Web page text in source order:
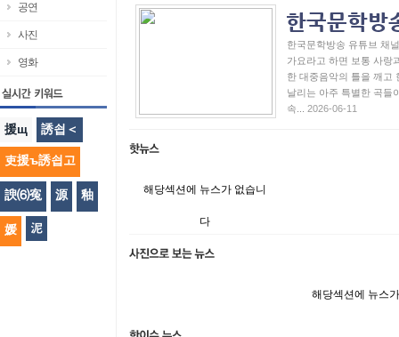
공연
사진
영화
援щ 誘쇱＜
吏援ъ誘쇱고
諛⑹寃 源 釉
媛 泥
한국문학방송 유튜브 채
가요라고 하면 보통 사랑
한 대중음악의 틀을 깨고
날리는 아주 특별한 곡들
속...
2026-06-11
해당섹션에 뉴스가 없습니
다
해당섹션에 뉴스